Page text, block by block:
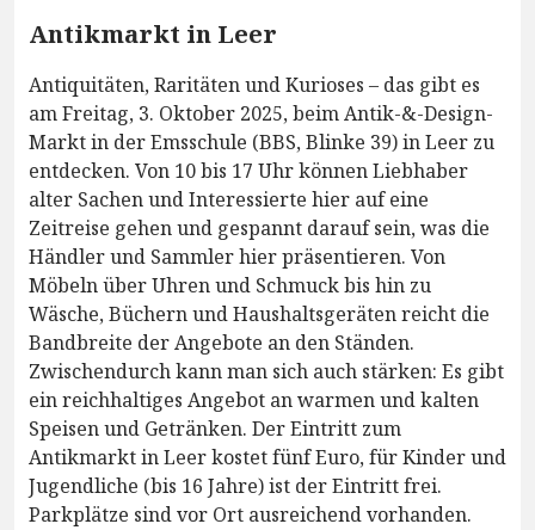
Antikmarkt in Leer
Antiquitäten, Raritäten und Kurioses – das gibt es
am Freitag, 3. Oktober 2025, beim Antik-&-Design-
Markt in der Emsschule (BBS, Blinke 39) in Leer zu
entdecken. Von 10 bis 17 Uhr können Liebhaber
alter Sachen und Interessierte hier auf eine
Zeitreise gehen und gespannt darauf sein, was die
Händler und Sammler hier präsentieren. Von
Möbeln über Uhren und Schmuck bis hin zu
Wäsche, Büchern und Haushaltsgeräten reicht die
Bandbreite der Angebote an den Ständen.
Zwischendurch kann man sich auch stärken: Es gibt
ein reichhaltiges Angebot an warmen und kalten
Speisen und Getränken. Der Eintritt zum
Antikmarkt in Leer kostet fünf Euro, für Kinder und
Jugendliche (bis 16 Jahre) ist der Eintritt frei.
Parkplätze sind vor Ort ausreichend vorhanden.